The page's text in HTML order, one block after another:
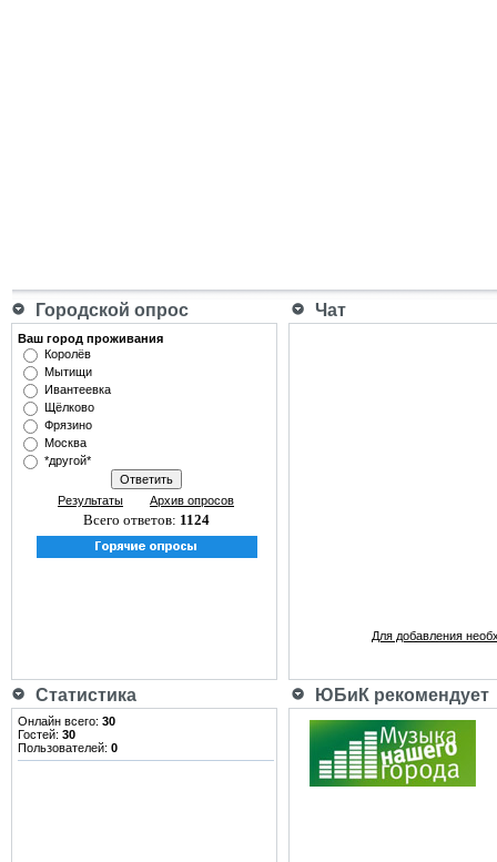
Городской опрос Чат
Ваш город проживания
Королёв
Мытищи
Ивантеевка
Щёлково
Фрязино
Москва
*другой*
Результаты Архив опросов
Всего ответов: 1124
Для добавления
Статистика ЮБиК рекомендует
Онлайн всего: 30
Гостей: 30
Пользователей: 0